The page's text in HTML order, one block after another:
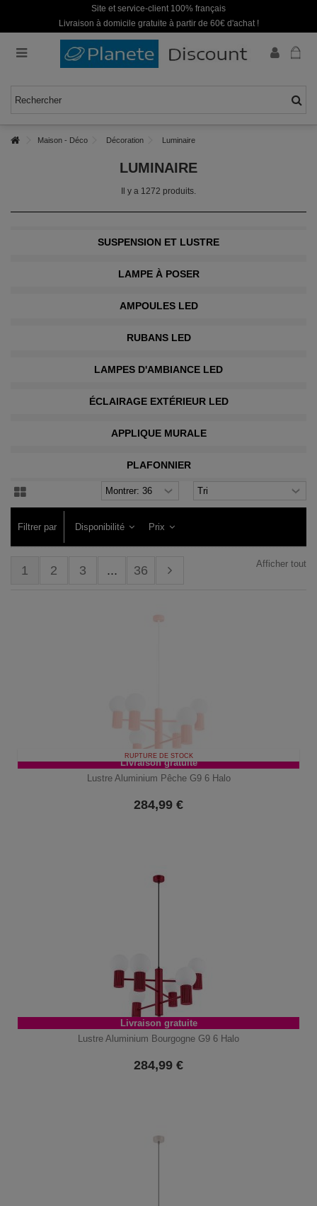
Site et service-client 100% français
Livraison à domicile gratuite à partir de 60€ d'achat !
Maison - Déco Décoration Luminaire
LUMINAIRE
Il y a 1272 produits.
SUSPENSION ET LUSTRE
LAMPE À POSER
AMPOULES LED
RUBANS LED
LAMPES D'AMBIANCE LED
ÉCLAIRAGE EXTÉRIEUR LED
APPLIQUE MURALE
PLAFONNIER
Filtrer par Disponibilité Prix
Afficher tout
1 2 3 ... 36
Livraison gratuite
RUPTURE DE STOCK
Lustre Aluminium Pêche G9 6 Halo
284,99 €
Livraison gratuite
Lustre Aluminium Bourgogne G9 6 Halo
284,99 €